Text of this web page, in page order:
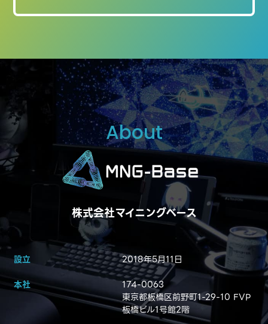
About
株式会社マイニングベース
設立
2018年5月11日
本社
174-0063
東京都板橋区前野町1-29-10 FVP
板橋ビル1号館2階